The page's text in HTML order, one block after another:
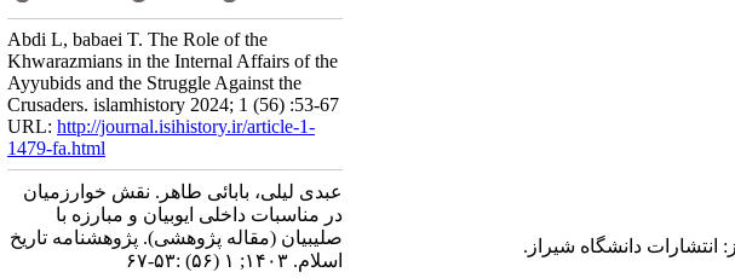
Abdi L, babaei T. The Role of the
Khwarazmians in the Internal Affairs of the
Ayyubids and the Struggle Against the
Crusaders. islamhistory 2024; 1 (56) :53-67
URL: http://journal.isihistory.ir/article-1-
1479-fa.html
عبدی لیلی، بابائی طاهر. نقش خوارزمیان
در مناسبات داخلی ایوبیان و مبارزه با
صلیبیان (مقاله پژوهشی). پژوهشنامه تاریخ
اسلام. ۱۴۰۳; ۱ (۵۶) :۵۳-۶۷